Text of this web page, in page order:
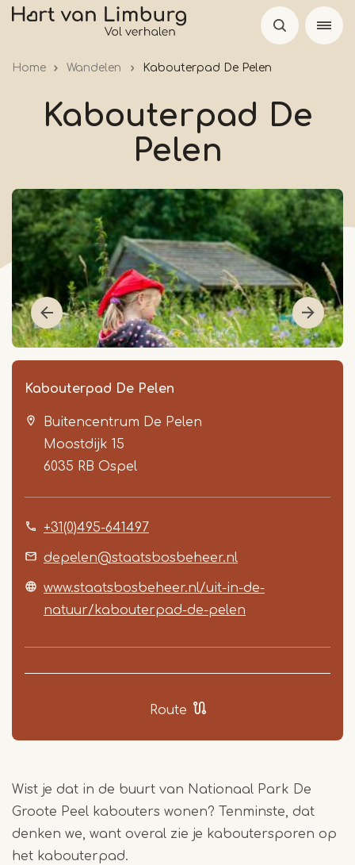
Overslaan
Home Wandelen Kabouterpad De Pelen
Kabouterpad De
Pelen
Kabouterpad De Pelen
Buitencentrum De Pelen
Moostdijk 15
6035 RB Ospel
+31(0)495-641497
depelen@staatsbosbeheer.nl
www.staatsbosbeheer.nl/uit-in-de-
natuur/kabouterpad-de-pelen
Route
Item
Wist je dat in de buurt van Nationaal Park De
Groote Peel kabouters wonen? Tenminste, dat
denken we, want overal zie je kaboutersporen op
het kabouterpad.